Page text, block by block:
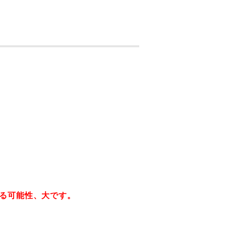
可能性、大です。